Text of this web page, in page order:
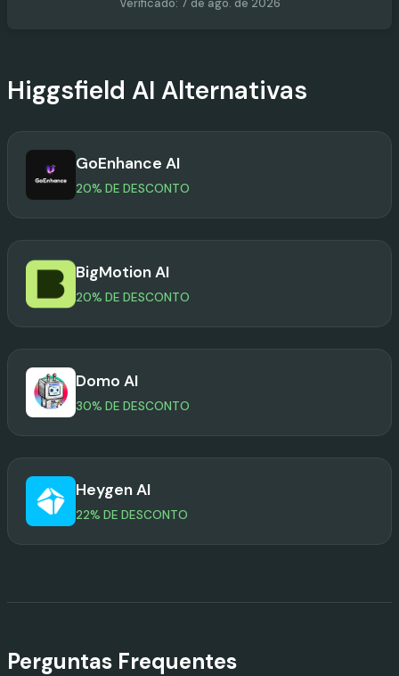
Higgsfield AI Alternativas
GoEnhance AI
20% DE DESCONTO
BigMotion AI
20% DE DESCONTO
Domo AI
30% DE DESCONTO
Heygen AI
22% DE DESCONTO
Perguntas Frequentes